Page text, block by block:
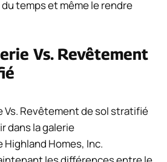
temps et même le rendre
Vs. Revêtement
dans la galerie
Highland Homes, Inc.